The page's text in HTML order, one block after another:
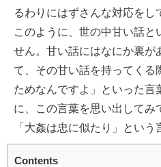
るわりにはずさんな対応をし
このように、世の中甘い話と
せん。甘い話にはなにか裏が
て、その甘い話を持ってくる
ためなんですよ」といった言
に、この言葉を思い出してみ
「大姦は忠に似たり」という
Contents